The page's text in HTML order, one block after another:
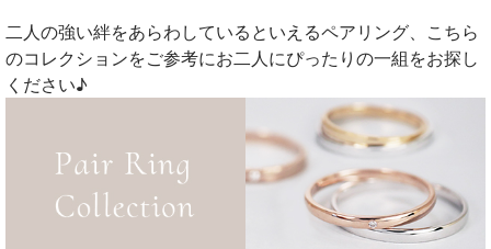
二人の強い絆をあらわしているといえるペアリング、こちら
のコレクションをご参考にお二人にぴったりの一組をお探し
ください♪